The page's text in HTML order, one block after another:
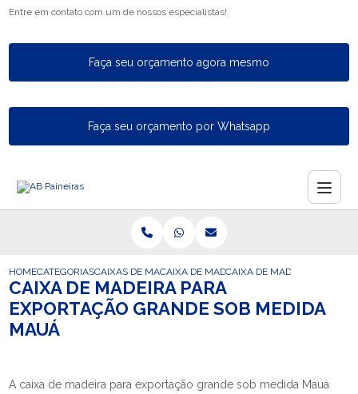
Entre em contato com um de nossos especialistas!
Faça seu orçamento agora mesmo
Faça seu orçamento por Whatsapp
HOMECATEGORIASCAIXAS DE MADEIRA PARA EXPORTACAO
CAIXA DE MADEIRA PARA A EXPORTACAO
CAIXA DE MADEIRA PARA
CAIXA DE MADEIRA PARA
EXPORTAÇÃO GRANDE SOB MEDIDA
MAUÁ
A caixa de madeira para exportação grande sob medida Mauá